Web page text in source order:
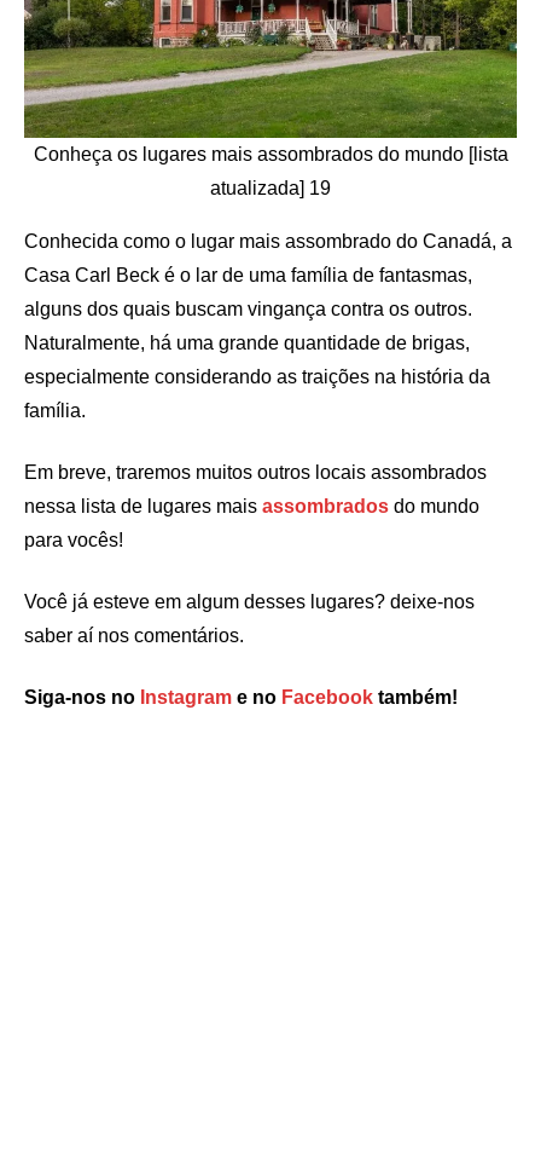
Conheça os lugares mais assombrados do mundo [lista
atualizada] 19
Conhecida como o lugar mais assombrado do Canadá, a
Casa Carl Beck é o lar de uma família de fantasmas,
alguns dos quais buscam vingança contra os outros.
Naturalmente, há uma grande quantidade de brigas,
especialmente considerando as traições na história da
família.
Em breve, traremos muitos outros locais assombrados
nessa lista de lugares mais assombrados do mundo
para vocês!
Você já esteve em algum desses lugares? deixe-nos
saber aí nos comentários.
Siga-nos no Instagram e no Facebook também!